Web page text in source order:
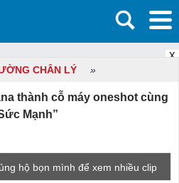
X
CHÂN LÝ »
thành cỗ máy oneshot cùng
Mạnh”
ủng hộ bọn mình để xem nhiều clip